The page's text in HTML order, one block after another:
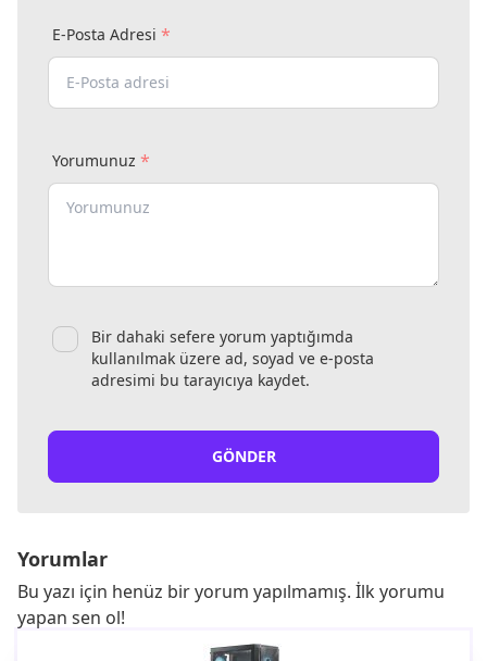
E-Posta Adresi *
Yorumunuz *
Bir dahaki sefere yorum yaptığımda
kullanılmak üzere ad, soyad ve e-posta
adresimi bu tarayıcıya kaydet.
GÖNDER
Yorumlar
Bu yazı için henüz bir yorum yapılmamış. İlk yorumu
yapan sen ol!